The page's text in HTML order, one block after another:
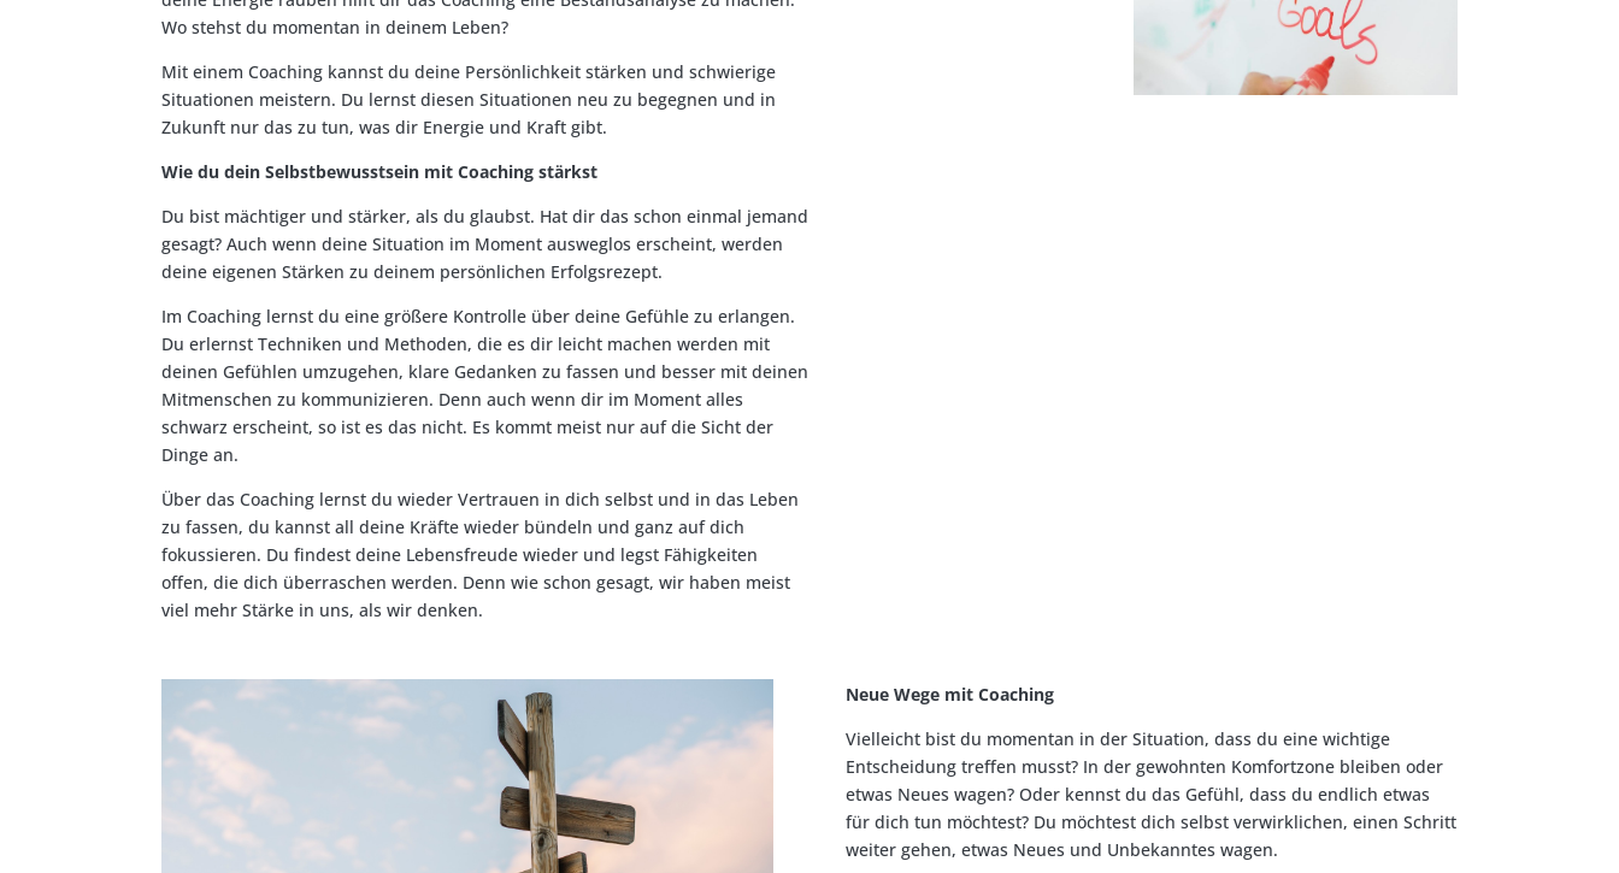
Wo stehst du momentan in deinem Leben?
Mit einem Coaching kannst du deine Persönlichkeit stärken und schwierige
Situationen meistern. Du lernst diesen Situationen neu zu begegnen und in
Zukunft nur das zu tun, was dir Energie und Kraft gibt.
Wie du dein Selbstbewusstsein mit Coaching stärkst
Du bist mächtiger und stärker, als du glaubst. Hat dir das schon einmal jemand
gesagt? Auch wenn deine Situation im Moment ausweglos erscheint, werden
deine eigenen Stärken zu deinem persönlichen Erfolgsrezept.
Im Coaching lernst du eine größere Kontrolle über deine Gefühle zu erlangen.
Du erlernst Techniken und Methoden, die es dir leicht machen werden mit
deinen Gefühlen umzugehen, klare Gedanken zu fassen und besser mit deinen
Mitmenschen zu kommunizieren. Denn auch wenn dir im Moment alles
schwarz erscheint, so ist es das nicht. Es kommt meist nur auf die Sicht der
Dinge an.
Über das Coaching lernst du wieder Vertrauen in dich selbst und in das Leben
zu fassen, du kannst all deine Kräfte wieder bündeln und ganz auf dich
fokussieren. Du findest deine Lebensfreude wieder und legst Fähigkeiten
offen, die dich überraschen werden. Denn wie schon gesagt, wir haben meist
viel mehr Stärke in uns, als wir denken.
Neue Wege mit Coaching
Vielleicht bist du momentan in der Situation, dass du eine wichtige
Entscheidung treffen musst? In der gewohnten Komfortzone bleiben oder
etwas Neues wagen? Oder kennst du das Gefühl, dass du endlich etwas
für dich tun möchtest? Du möchtest dich selbst verwirklichen, einen Schritt
weiter gehen, etwas Neues und Unbekanntes wagen.